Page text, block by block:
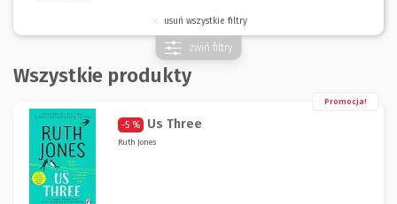
usuń wszystkie filtry
zwiń filtry
Wszystkie produkty
Promocja!
-5 % Us Three
Ruth Jones